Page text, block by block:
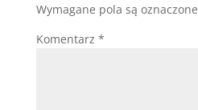
Wymagane pola są oznaczone
Komentarz *